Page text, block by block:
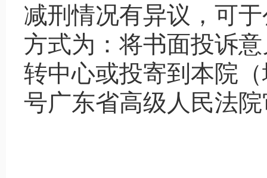
减刑情况有异议，可
方式为：将书面投诉
转中心或投寄到本院
号广东省高级人民法